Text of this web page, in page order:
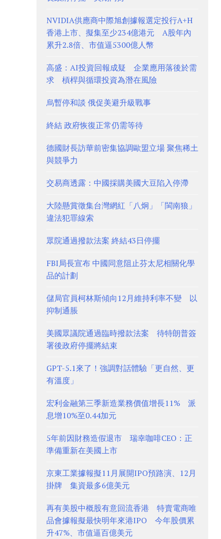
NVIDIA供應商中際旭創據報選定投行A+H
香港上市、擬集至少234億港元 A股年內
累升2.8倍、市值逼5300億人幣
高盛：AI投資回報成疑 企業應用落後於需
求 槓桿與循環投資為潛在風險
烏暫停和談 俄促美避升級戰事
終結 政府恢復正常仍需等待
德國財長訪華前密集協調歐盟立場 聚焦稀土
與競爭力
交易商透露：中國採購美國大豆陷入停滯
大陸懸賞徵集台灣網紅「八炯」「閩南狼」
違法犯罪線索
眾院通過撥款法案 終結43日停擺
FBI局長宣布 中國同意阻止芬太尼相關化學
品的計劃
儲局官員柯林斯傾向12月維持利率不變 以
抑制通脹
美國眾議院通過臨時撥款法案 待特朗普簽
署後政府停擺將結束
GPT-5.1來了！強調對話體驗「更自然、更
有溫度」
宏利金融第三季新造業務價值增長11% 派
息增10%至0.44加元
5年前因財務造假退市 瑞幸咖啡CEO：正
準備重新在美國上市
京東工業據報擬11月展開IPO預路演、12月
掛牌 集資最多6億美元
再有美股中概股有意回流香港 特賣電商唯
品會據報擬最快明年來港IPO 今年股價累
升47%、市值逼百億美元